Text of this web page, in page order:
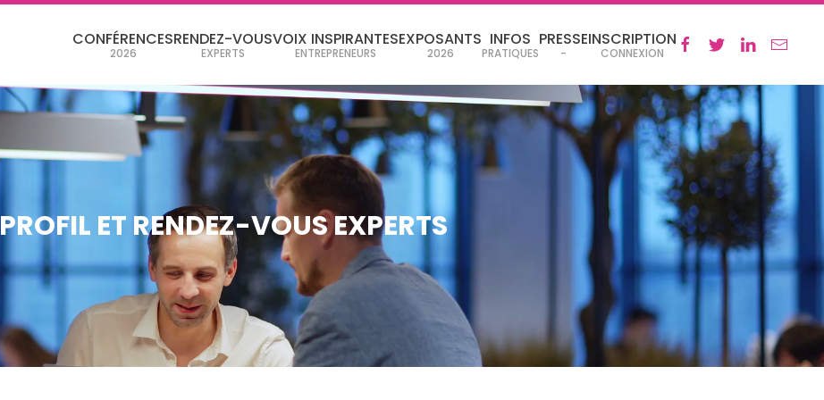
CONFÉRENCES
2026
RENDEZ-VOUS
EXPERTS
VOIX INSPIRANTES
ENTREPRENEURS
EXPOSANTS
2026
INFOS
PRATIQUES
PRESSE
-
INSCRIPTION
CONNEXION
PROFIL ET RENDEZ-VOUS EXPERTS